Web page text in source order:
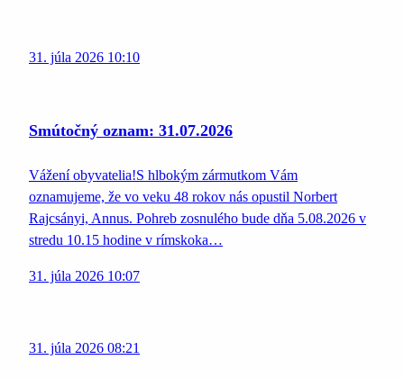
31. júla 2026 10:10
Smútočný oznam: 31.07.2026
Vážení obyvatelia!S hlbokým zármutkom Vám
oznamujeme, že vo veku 48 rokov nás opustil Norbert
Rajcsányi, Annus. Pohreb zosnulého bude dňa 5.08.2026 v
stredu 10.15 hodine v rímskoka…
31. júla 2026 10:07
31. júla 2026 08:21